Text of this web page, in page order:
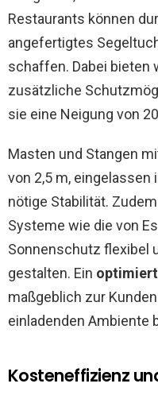
Restaurants können
angefertigtes
schaffen. Dabei bieten
zusätzliche
sie eine Neigung von
Masten und Stangen
von 2,5 m, eingelassen
nötige Stabilität.
Systeme wie die von
Sonnenschutz flexibel
gestalten. Ein
maßgeblich zur
einladenden Ambiente
Kosteneffizienz